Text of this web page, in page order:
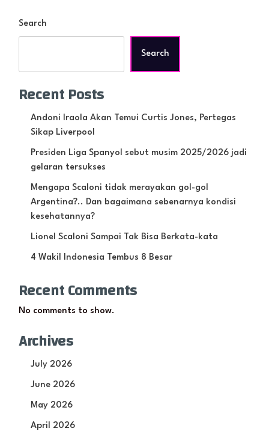
Search
Search
Recent Posts
Andoni Iraola Akan Temui Curtis Jones, Pertegas
Sikap Liverpool
Presiden Liga Spanyol sebut musim 2025/2026 jadi
gelaran tersukses
Mengapa Scaloni tidak merayakan gol-gol
Argentina?.. Dan bagaimana sebenarnya kondisi
kesehatannya?
Lionel Scaloni Sampai Tak Bisa Berkata-kata
4 Wakil Indonesia Tembus 8 Besar
Recent Comments
No comments to show.
Archives
July 2026
June 2026
May 2026
April 2026